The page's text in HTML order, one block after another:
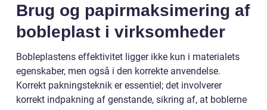
Brug og papirmaksimering af
bobleplast i virksomheder
Bobleplastens effektivitet ligger ikke kun i materialets
egenskaber, men også i den korrekte anvendelse.
Korrekt pakningsteknik er essentiel; det involverer
korrekt indpakning af genstande, sikring af, at boblerne